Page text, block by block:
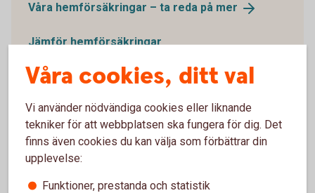
Våra hemförsäkringar – ta reda på mer
Jämför hemförsäkringar
lätt lastbil eller husbil) får 30 % rabatt när de tecknar
ny hemförsäkring (villahem, villa eller hem).
Försäkringen förmedlas av Swedbank.
Försäkringsgivare är Tre Kronor Försäkring.
Våra cookies, ditt val
Vi använder nödvändiga cookies eller liknande
tekniker för att webbplatsen ska fungera för dig. Det
finns även cookies du kan välja som förbättrar din
upplevelse:
Funktioner, prestanda och statistik